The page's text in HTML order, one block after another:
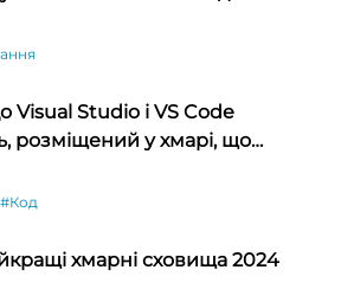
Visual Studio і VS Code
розміщений у хмарі, що
API
#Код
хмарні сховища 2024